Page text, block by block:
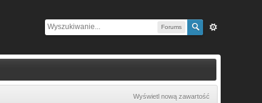
Forums
Wyświetl nową zawartość